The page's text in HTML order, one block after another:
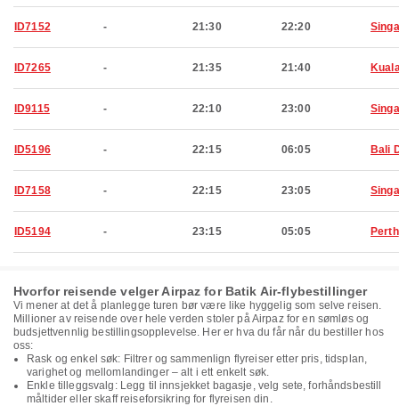
ID7152 - 21:30 22:20
ID7265 - 21:35 21:40
ID9115 - 22:10 23:00
ID5196 - 22:15 06:05 Bali
ID7158 - 22:15 23:05
ID5194 - 23:15 05:05 Perth
Hvorfor reisende velger Airpaz for Batik Air-flybestillinger
Vi mener at det å planlegge turen bør være like hyggelig som selve reisen.
Millioner av reisende over hele verden stoler på Airpaz for en sømløs og
budsjettvennlig bestillingsopplevelse. Her er hva du får når du bestiller hos
oss:
Rask og enkel søk: Filtrer og sammenlign flyreiser etter pris, tidsplan,
varighet og mellomlandinger – alt i ett enkelt søk.
Enkle tilleggsvalg: Legg til innsjekket bagasje, velg sete, forhåndsbestill
måltider eller skaff reiseforsikring for flyreisen din.